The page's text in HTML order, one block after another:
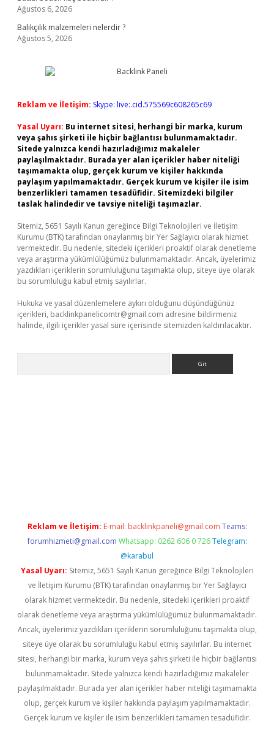
Ağustos 6, 2026
Balıkçılık malzemeleri nelerdir ?
Ağustos 5, 2026
Reklam ve İletişim: Skype: live:.cid.575569c608265c69
Yasal Uyarı: Bu internet sitesi, herhangi bir marka, kurum
veya şahıs şirketi ile hiçbir bağlantısı bulunmamaktadır.
Sitede yalnızca kendi hazırladığımız makaleler
paylaşılmaktadır. Burada yer alan içerikler haber niteliği
taşımamakta olup, gerçek kurum ve kişiler hakkında
paylaşım yapılmamaktadır. Gerçek kurum ve kişiler ile isim
benzerlikleri tamamen tesadüfidir. Sitemizdeki bilgiler
taslak halindedir ve tavsiye niteliği taşımazlar.
Sitemiz, 5651 Sayılı Kanun gereğince Bilgi Teknolojileri ve İletişim
Kurumu (BTK) tarafından onaylanmış bir Yer Sağlayıcı olarak hizmet
vermektedir. Bu nedenle, sitedeki içerikleri proaktif olarak denetleme
veya araştırma yükümlülüğümüz bulunmamaktadır. Ancak, üyelerimiz
yazdıkları içeriklerin sorumluluğunu taşımakta olup, siteye üye olarak
bu sorumluluğu kabul etmiş sayılırlar.
Hukuka ve yasal düzenlemelere aykırı olduğunu düşündüğünüz
içerikleri, backlinkpanelicomtr@gmail.com adresine bildirmeniz
halinde, ilgili içerikler yasal süre içerisinde sitemizden kaldırılacaktır.
Reklam ve İletişim: E-mail: backlinkpaneli@gmail.com Teams:
forumhizmeti@gmail.com Whatsapp: 0262 606 0 726 Telegram:
@karabul
Yasal Uyarı: Sitemiz, 5651 Sayılı Kanun gereğince Bilgi Teknolojileri
ve İletişim Kurumu (BTK) tarafından onaylanmış bir Yer Sağlayıcı
olarak hizmet vermektedir. Bu nedenle, sitedeki içerikleri proaktif
olarak denetleme veya araştırma yükümlülüğümüz bulunmamaktadır.
Ancak, üyelerimiz yazdıkları içeriklerin sorumluluğunu taşımakta olup,
siteye üye olarak bu sorumluluğu kabul etmiş sayılırlar. Bu internet
sitesi, herhangi bir marka, kurum veya şahıs şirketi ile hiçbir bağlantısı
bulunmamaktadır. Sitede yalnızca kendi hazırladığımız makaleler
paylaşılmaktadır. Burada yer alan içerikler haber niteliği taşımamakta
olup, gerçek kurum ve kişiler hakkında paylaşım yapılmamaktadır.
Gerçek kurum ve kişiler ile isim benzerlikleri tamamen tesadüfidir.